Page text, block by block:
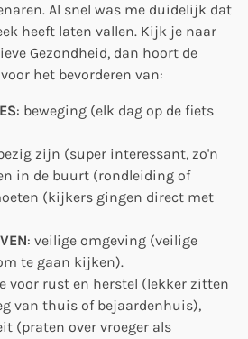
Al snel was me duidelijk dat
heeft laten vallen. Kijk je naar
Gezondheid, dan hoort de
het bevorderen van:
: beweging (elk dag op de fiets
zijn (super interessant, zo'n
in de buurt (rondleiding of
(kijkers gingen direct met
: veilige omgeving (veilige
te gaan kijken).
voor rust en herstel (lekker zitten
van thuis of bejaardenhuis),
(praten over vroeger als